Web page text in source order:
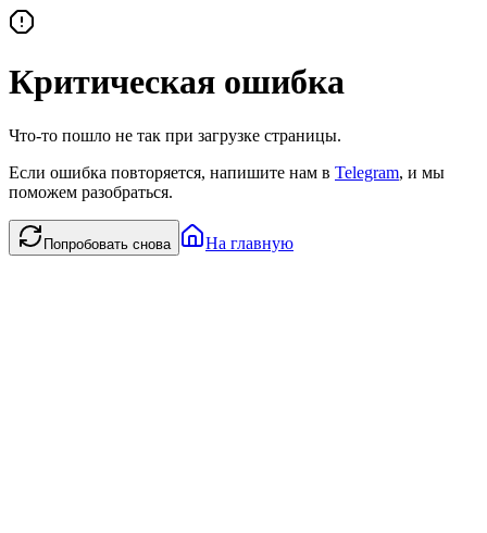
Критическая ошибка
Что-то пошло не так при загрузке страницы.
Если ошибка повторяется, напишите нам в Telegram, и мы
поможем разобраться.
Попробовать снова На главную